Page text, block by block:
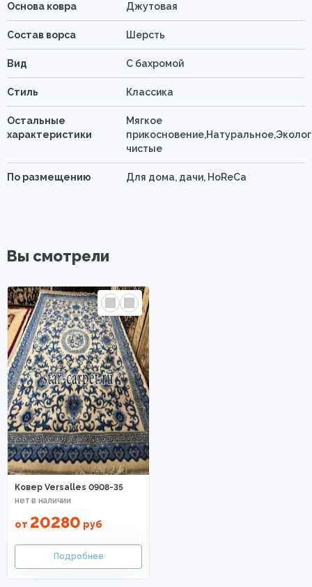
Основа ковра Джутовая
Состав ворса Шерсть
Вид C бахромой
Стиль Классика
Остальные
характеристики
Мягкое
чистые
По размещению Для дома, дачи, HoReCa
Вы смотрели
Ковер Versalles 0908-35
от 20280 руб